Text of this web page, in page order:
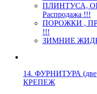
ПЛИНТУСА,
Распродажа !!!
ПОРОЖКИ ,
!!!
ЗИМНИЕ
14. ФУРНИТУРА
КРЕПЕЖ